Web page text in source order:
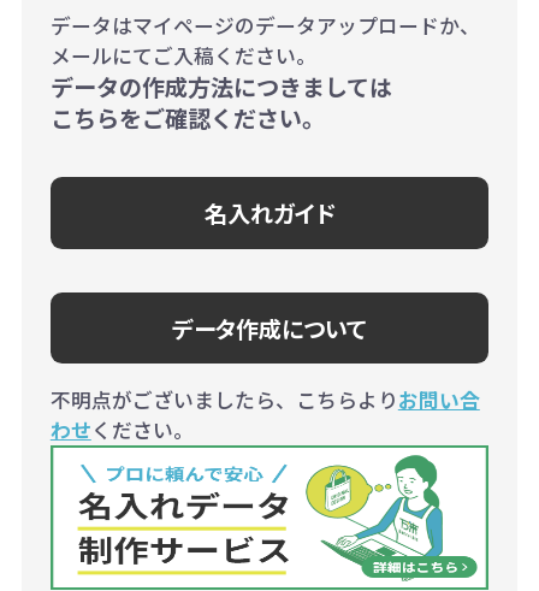
データはマイページのデータアップロードか、
メールにてご入稿ください。
データの作成方法につきましては
こちらをご確認ください。
名入れガイド
データ作成について
不明点がございましたら、こちらよりお問い合
わせください。